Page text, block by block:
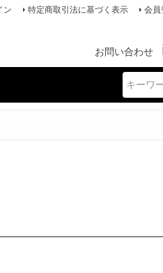
ン 特定商取引法に基づく表示 会員
お問い合わせ